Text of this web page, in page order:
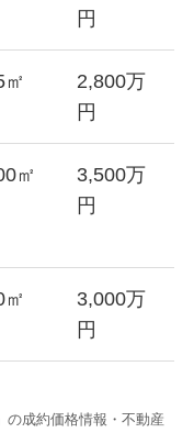
円
2,800万
円
㎡
3,500万
円
3,000万
円
の成約価格情報・不動産